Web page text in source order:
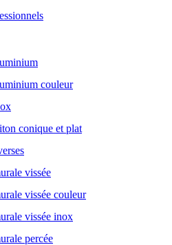
couleur
conique et plat
vissée
vissée couleur
vissée inox
percée